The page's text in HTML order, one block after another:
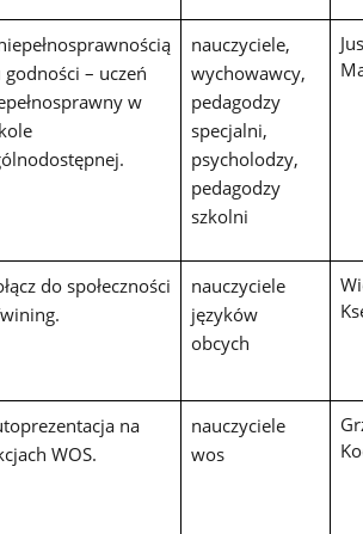
godności – uczeń
w
nauczyciele,
wychowawcy,
pedagodzy
specjalni,
psycholodzy,
pedagodzy
szkolni
do społeczności
nauczyciele
języków
obcych
na
WOS.
nauczyciele
wos